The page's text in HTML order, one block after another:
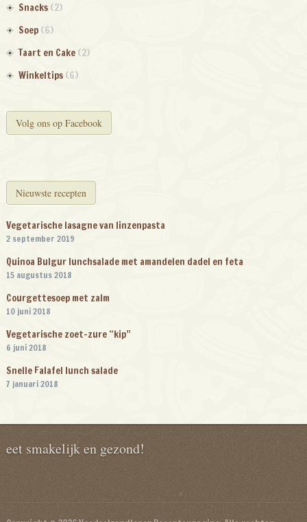
Snacks(2)
Soep(6)
Taart en Cake(2)
Winkeltips(6)
Volg ons op Facebook
Nieuwste recepten
Vegetarische lasagne van linzenpasta
2 september 2019
Quinoa Bulgur lunchsalade met amandelen dadel en feta
15 augustus 2018
Courgettesoep met zalm
10 juni 2018
Vegetarische zoet-zure “kip”
6 juni 2018
Snelle Falafel lunch salade
7 januari 2018
eet smakelijk en gezond!